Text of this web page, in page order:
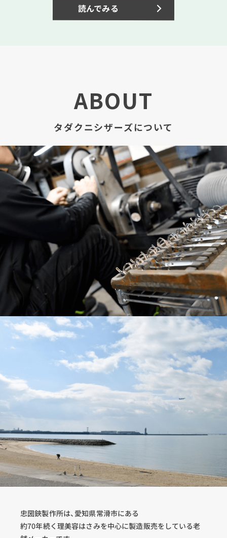
読んでみる
ABOUT
タダクニシザーズについて
忠圀鋏製作所は、愛知県常滑市にある
約70年続く理美容はさみを中心に製造販売をしている老